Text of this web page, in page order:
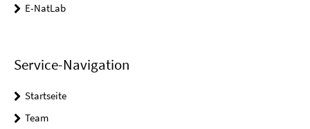
E-NatLab
Service-Navigation
Startseite
Team